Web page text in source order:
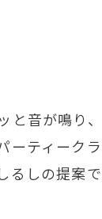
と音が鳴り
ーティーク
しの提案で